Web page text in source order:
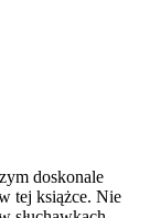
doskonale
tej książce. Nie